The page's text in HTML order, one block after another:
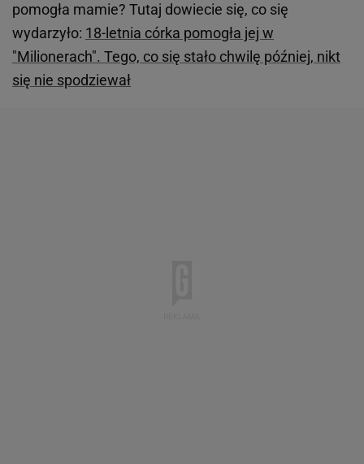
pomogła mamie? Tutaj dowiecie się, co się
wydarzyło: 18-letnia córka pomogła jej w
"Milionerach". Tego, co się stało chwilę później, nikt
się nie spodziewał